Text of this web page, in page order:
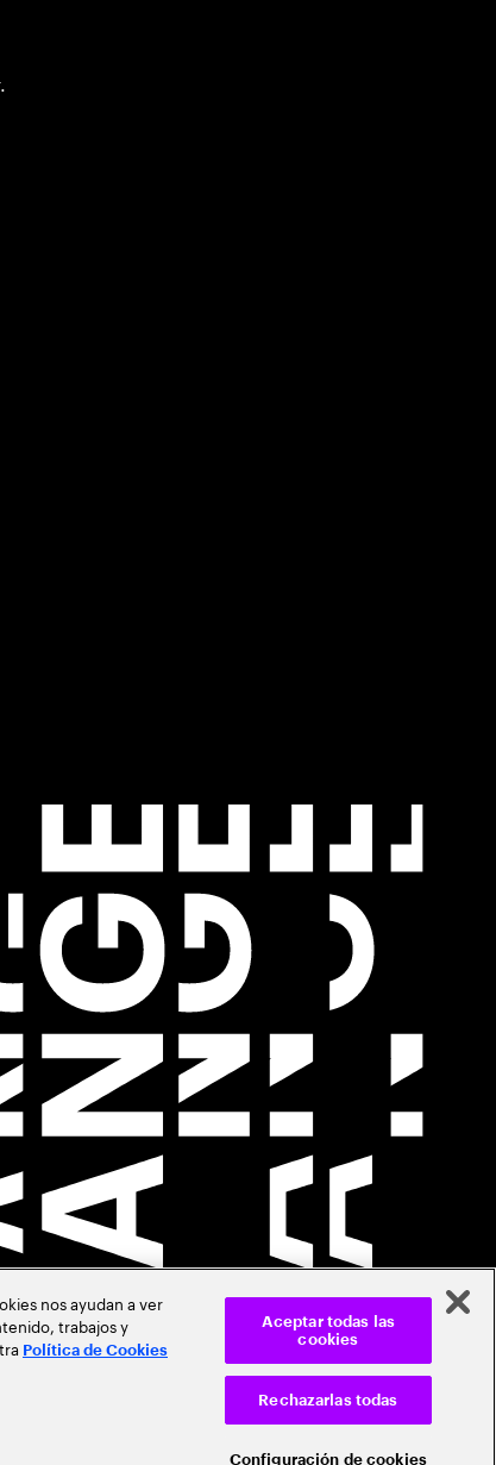
nos ayudan a ver
trabajos y
Política de Cookies
Configuración de cookies
Rechazarlas todas
Aceptar todas las
cookies